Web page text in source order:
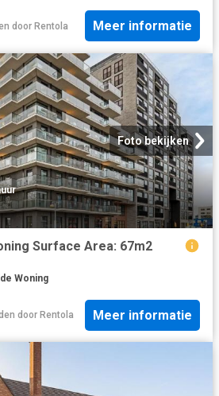
door Rentola Meer informatie
Foto bekijken
Surface Area: 67m2
Woning
door Rentola Meer informatie